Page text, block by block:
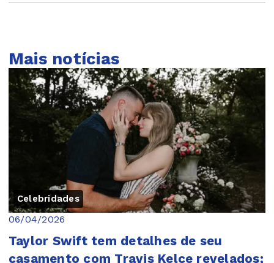
Mais notícias
Celebridades
06/04/2026
Taylor Swift tem detalhes de seu
casamento com Travis Kelce revelados;